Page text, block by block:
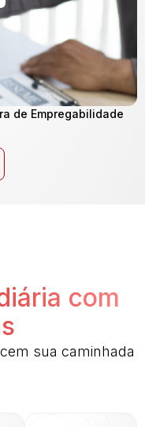
de Empregabilidade
com
sua caminhada